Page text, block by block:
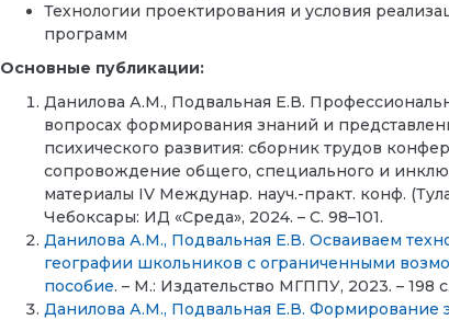
Технологии проектирования и условия
программ
Основные публикации:
Данилова А.М., Подвальная Е.В.
вопросах формирования знаний и
психического развития: сборник трудов
сопровождение общего, специального и
материалы IV Междунар. науч.-практ. конф.
Чебоксары: ИД «Среда», 2024. – С. 98–101.
Данилова А.М., Подвальная Е.В. Осваиваем
географии школьников с ограниченными
пособие. – М.: Издательство МГППУ, 2023. – 198 с.
Данилова А.М., Подвальная Е.В. Формирование